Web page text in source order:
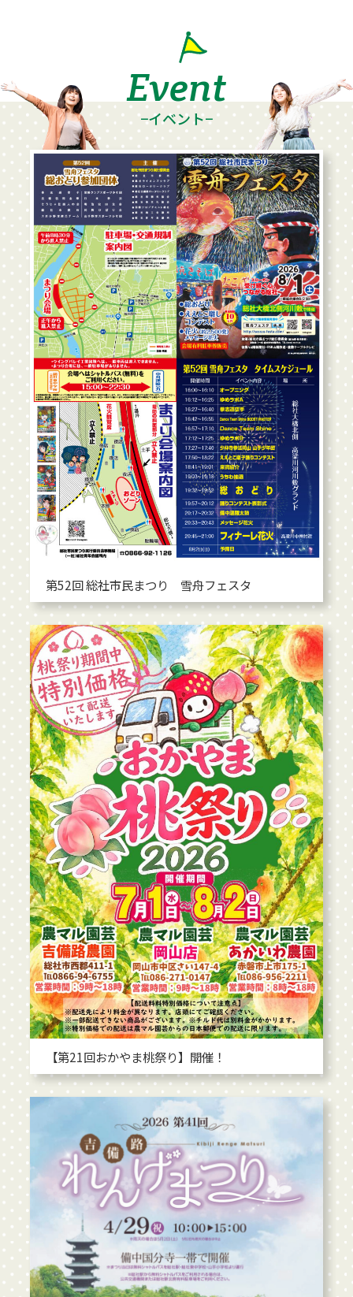
Event
−イベント−
第52回 総社市民まつり 雪舟フェスタ
【第21回おかやま桃祭り】開催！